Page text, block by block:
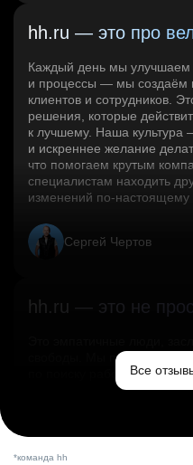
hh.ru — это про
Каждый день мы улучшаем
и процессы — мы создаём
клиентов и сотрудников.
решения, которые
к лучшему. Наша культура
и искреннее желание
что помогаем крутым
специалистам находить
изменений по‑настоящему
Сергей Чертов
hh.ru — это не
свободы. Мы помогаем
по поиску работы в стране.
Все
*команда hh